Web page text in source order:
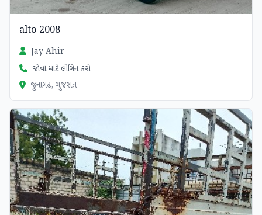
alto 2008
Jay Ahir
જોવા માટે લોગિન કરો
જુનાગઢ, ગુજરાત